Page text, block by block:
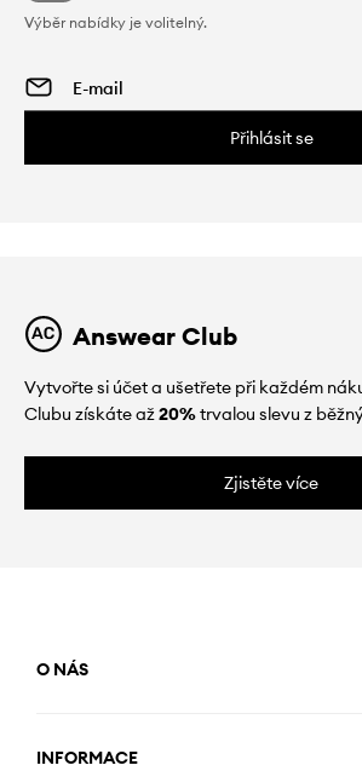
Výběr nabídky je volitelný.
Přihlásit se
Answear Club
Vytvořte si účet a ušetřete při každém
Clubu získáte až20%trvalou slevu z
Zjistěte více
O NÁS
INFORMACE